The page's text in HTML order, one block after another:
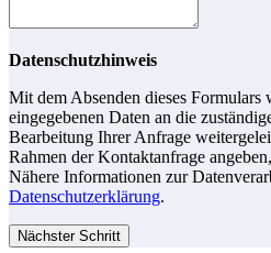
Datenschutzhinweis
Mit dem Absenden dieses Formulars
eingegebenen Daten an die
Bearbeitung Ihrer Anfrage
Rahmen der Kontaktanfrage
Nähere Informationen zur
Datenschutzerklärung.
Nächster Schritt